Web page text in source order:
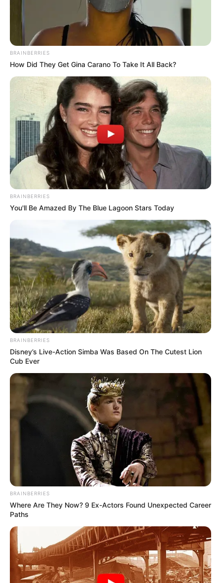
LIHAT ARTIKEL LAINNYA
BRAINBERRIES
How Did They Get Gina Carano To Take It All Back?
BRAINBERRIES
You'll Be Amazed By The Blue Lagoon Stars Today
BRAINBERRIES
Disney’s Live-Action Simba Was Based On The Cutest Lion
Cub Ever
BRAINBERRIES
Where Are They Now? 9 Ex-Actors Found Unexpected Career
Paths